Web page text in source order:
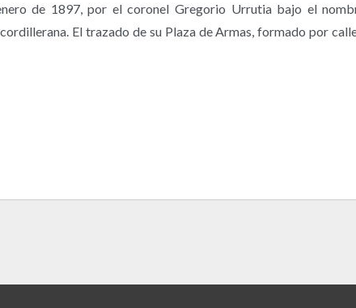
de 1897, por el coronel Gregorio Urrutia bajo el
El trazado de su Plaza de Armas, formado por